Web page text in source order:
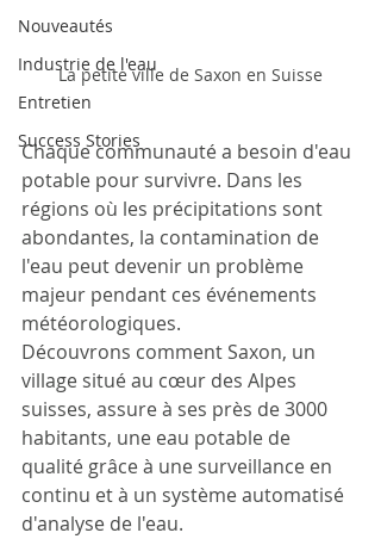
Nouveautés
Industrie de l'eau
Entretien
Success Stories
La petite ville de Saxon en Suisse
Chaque communauté a besoin d'eau
potable pour survivre. Dans les
régions où les précipitations sont
abondantes, la contamination de
l'eau peut devenir un problème
majeur pendant ces événements
météorologiques.
Découvrons comment Saxon, un
village situé au cœur des Alpes
suisses, assure à ses près de 3000
habitants, une eau potable de
qualité grâce à une surveillance en
continu et à un système automatisé
d'analyse de l'eau.